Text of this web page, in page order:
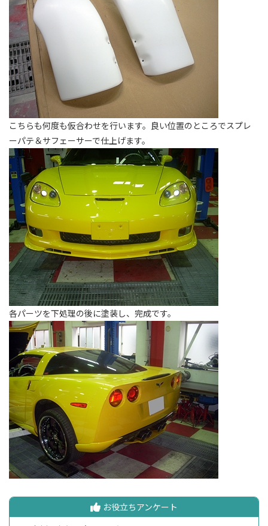
こちらも何度も仮合わせを行います。良い位置のところでスプレ
ーパテ＆サフェーサーで仕上げます。
各パーツを下処理の後に塗装し、完成です。
お役立ちアンケート